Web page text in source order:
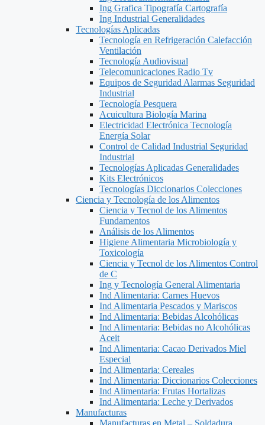
Ing Grafica Tipografía Cartografía
Ing Industrial Generalidades
Tecnologías Aplicadas
Tecnología en Refrigeración Calefacción
Ventilación
Tecnología Audiovisual
Telecomunicaciones Radio Tv
Equipos de Seguridad Alarmas Seguridad
Industrial
Tecnología Pesquera
Acuicultura Biología Marina
Electricidad Electrónica Tecnología
Energía Solar
Control de Calidad Industrial Seguridad
Industrial
Tecnologías Aplicadas Generalidades
Kits Electrónicos
Tecnologías Diccionarios Colecciones
Ciencia y Tecnología de los Alimentos
Ciencia y Tecnol de los Alimentos
Fundamentos
Análisis de los Alimentos
Higiene Alimentaria Microbiología y
Toxicología
Ciencia y Tecnol de los Alimentos Control
de C
Ing y Tecnología General Alimentaria
Ind Alimentaria: Carnes Huevos
Ind Alimentaria Pescados y Mariscos
Ind Alimentaria: Bebidas Alcohólicas
Ind Alimentaria: Bebidas no Alcohólicas
Aceit
Ind Alimentaria: Cacao Derivados Miel
Especial
Ind Alimentaria: Cereales
Ind Alimentaria: Diccionarios Colecciones
Ind Alimentaria: Frutas Hortalizas
Ind Alimentaria: Leche y Derivados
Manufacturas
Manufacturas en Metal – Soldadura